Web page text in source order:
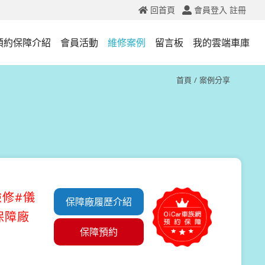
會員登入 註冊
回首頁
約保障介紹 會員活動 維修案例 留言板 我的雲端車庫
首頁 案例分享
#儀
障廠
保障廠履歷介紹
保障預約